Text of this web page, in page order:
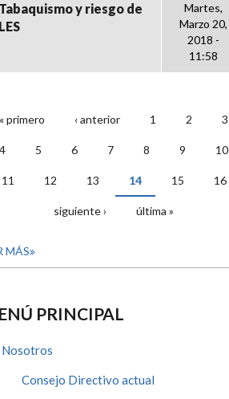
Tabaquismo y riesgo de
LES
Martes,
Marzo 20,
2018 -
11:58
« primero ‹ anterior 1 2 3
4 5 6 7 8 9 10
11 12 13 14 15 16
siguiente › última »
MÁS
PRINCIPAL
Nosotros
Consejo Directivo actual